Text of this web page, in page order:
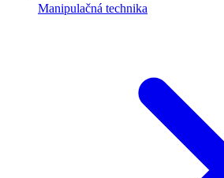
Manipulačná technika